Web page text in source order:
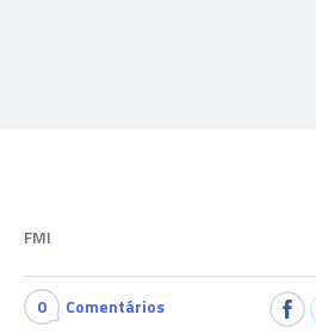
FMI
0 Comentários